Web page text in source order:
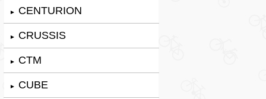
► CENTURION
► CRUSSIS
► CTM
► CUBE